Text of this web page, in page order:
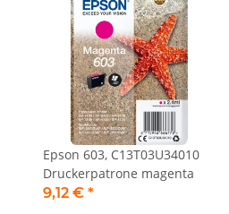
Epson 603, C13T03U34010
Druckerpatrone magenta
9,12 € *